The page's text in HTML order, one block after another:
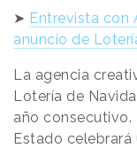
➤ Entrevista con
anuncio de
La agencia
Lotería de
año consecutivo.
Estado celebrará